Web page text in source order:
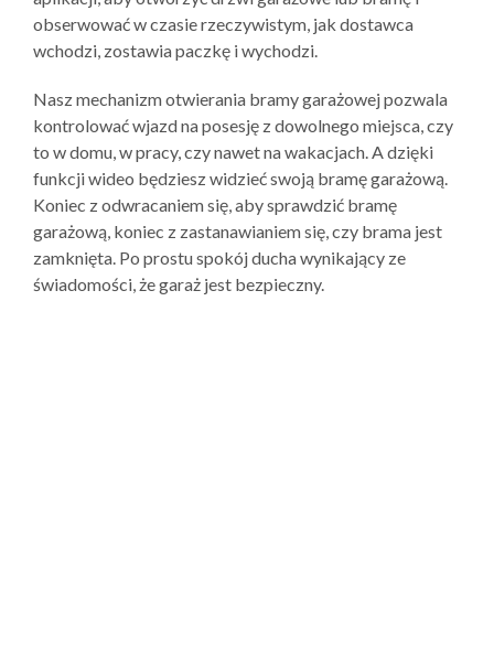
obserwować w czasie rzeczywistym, jak dostawca
wchodzi, zostawia paczkę i wychodzi.
Nasz mechanizm otwierania bramy garażowej pozwala
kontrolować wjazd na posesję z dowolnego miejsca, czy
to w domu, w pracy, czy nawet na wakacjach. A dzięki
funkcji wideo będziesz widzieć swoją bramę garażową.
Koniec z odwracaniem się, aby sprawdzić bramę
garażową, koniec z zastanawianiem się, czy brama jest
zamknięta. Po prostu spokój ducha wynikający ze
świadomości, że garaż jest bezpieczny.